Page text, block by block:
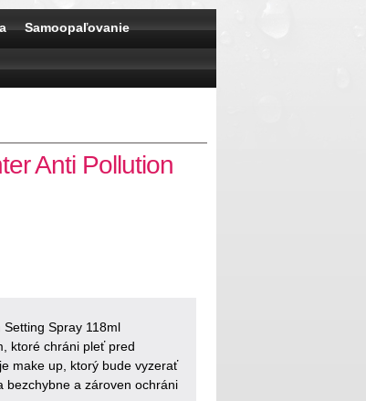
Samoopaľovanie
Anti Pollution
Setting Spray 118ml
ktoré chráni pleť pred
make up, ktorý bude vyzerať
bezchybne a zároven ochráni